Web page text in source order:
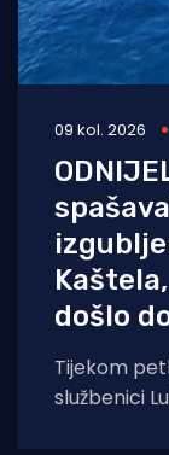
09 kol. 2026
došlo
Tijekom
službenici